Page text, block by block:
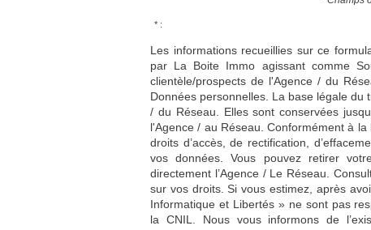
* :
Les informations recueillies sur ce
par La Boite Immo agissant comme
clientèle/prospects de l'Agence / du
Données personnelles. La base légale
/ du Réseau. Elles sont conservées
l'Agence / au Réseau. Conformément à
droits d’accès, de rectification,
vos données. Vous pouvez retirer
directement l’Agence / Le Réseau.
sur vos droits. Si vous estimez, après
Informatique et Libertés » ne sont pas
la CNIL. Nous vous informons de